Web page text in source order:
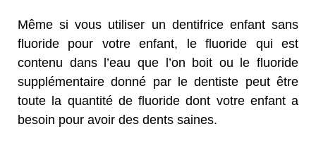
Même si vous utiliser un dentifrice enfant sans
fluoride pour votre enfant, le fluoride qui est
contenu dans l’eau que l’on boit ou le fluoride
supplémentaire donné par le dentiste peut être
toute la quantité de fluoride dont votre enfant a
besoin pour avoir des dents saines.